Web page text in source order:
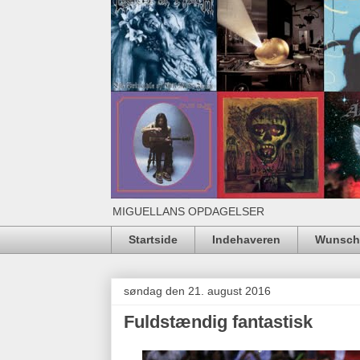
MIGUELLANS OPDAGELSER
Startside Indehaveren
søndag den 21. august 2016
Fuldstændig fantastisk